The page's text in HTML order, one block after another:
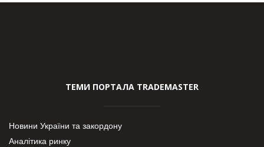
ТЕМИ ПОРТАЛА TRADEMASTER
Новини України та закордону
Аналітика ринку